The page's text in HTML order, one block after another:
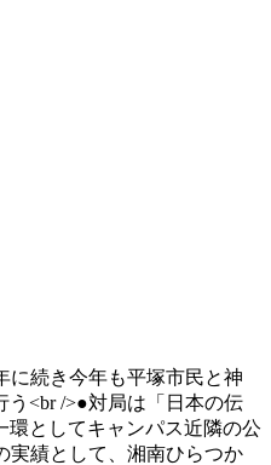
に続き今年も平塚市民と神
う<br />●対局は「日本の伝
環としてキャンパス近隣の公
実績として、湘南ひらつか